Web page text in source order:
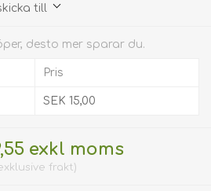
till
desto mer sparar du.
Pris
SEK 15,00
exkl moms
frakt